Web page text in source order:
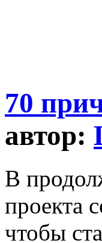
70
автор:
В
проекта
чтобы